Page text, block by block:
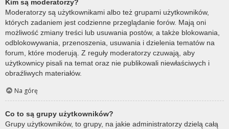
Kim są moderatorzy?
Moderatorzy są użytkownikami albo też grupami użytkowników,
których zadaniem jest codzienne przeglądanie forów. Mają oni
możliwość zmiany treści lub usuwania postów, a także blokowania,
odblokowywania, przenoszenia, usuwania i dzielenia tematów na
forum, które moderują. Z reguły moderatorzy czuwają, aby
użytkownicy pisali na temat oraz nie publikowali niewłaściwych i
obraźliwych materiałów.
Na górę
Co to są grupy użytkowników?
Grupy użytkowników, to grupy, na jakie administratorzy dzielą całą